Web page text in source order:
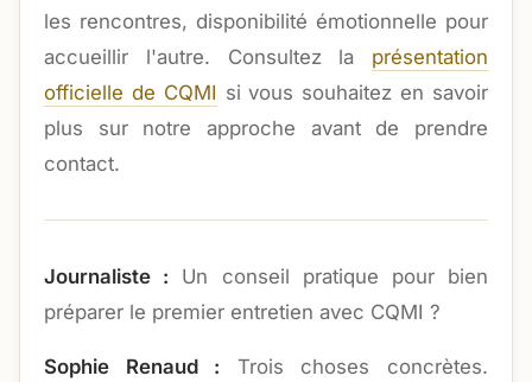
les rencontres, disponibilité émotionnelle pour
accueillir l'autre. Consultez la présentation
officielle de CQMI si vous souhaitez en savoir
plus sur notre approche avant de prendre
contact.
Journaliste : Un conseil pratique pour bien
préparer le premier entretien avec CQMI ?
Sophie Renaud : Trois choses concrètes.